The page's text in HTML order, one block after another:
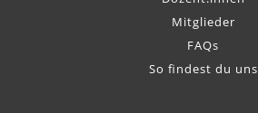
Mitglieder
FAQs
So findest du uns